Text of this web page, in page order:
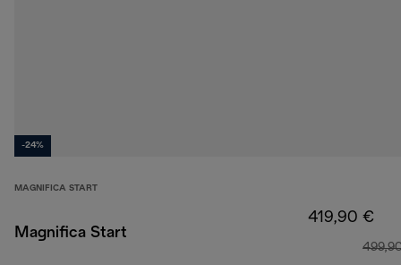
-24%
MAGNIFICA START
Magnifica Start
419,90 €